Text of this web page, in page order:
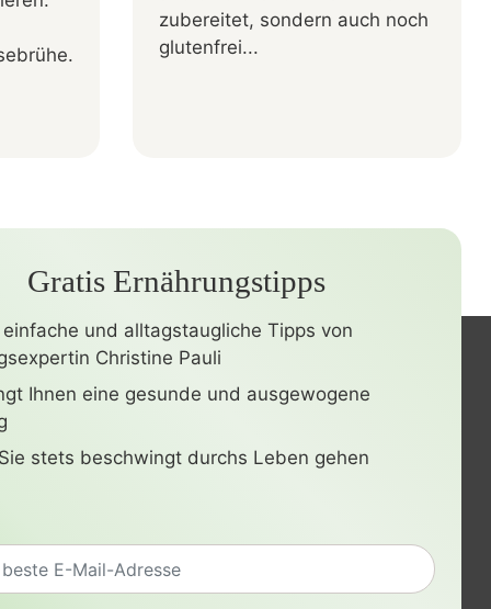
zubereitet, sondern auch noch
glutenfrei...
Gratis Ernährungstipps
und alltagstaugliche Tipps von
Christine Pauli
Ihnen eine gesunde und ausgewogene
stets beschwingt durchs Leben gehen